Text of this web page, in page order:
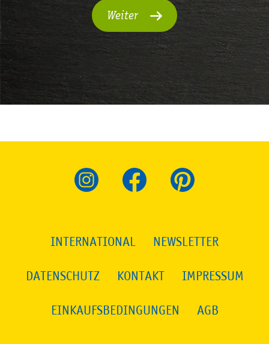
Weiter
INTERNATIONAL NEWSLETTER
DATENSCHUTZ KONTAKT IMPRESSUM
EINKAUFSBEDINGUNGEN AGB